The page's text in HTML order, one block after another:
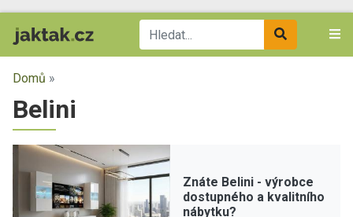
Domů »
Belini
Znáte Belini - výrobce
dostupného a kvalitního
nábytku?